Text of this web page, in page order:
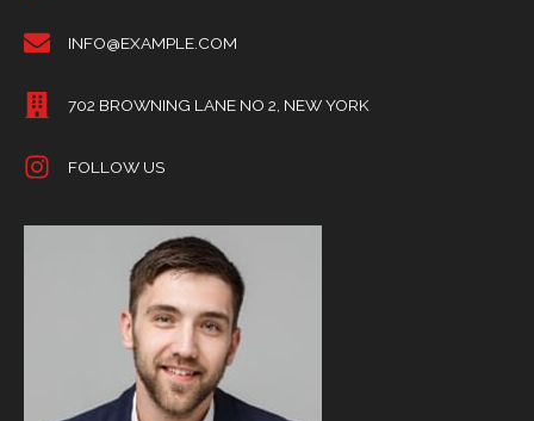
INFO@EXAMPLE.COM
702 BROWNING LANE NO 2, NEW YORK
FOLLOW US